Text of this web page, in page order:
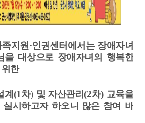
지원 ·인권센터에서는 장애자녀
을 대상으로 장애자녀의 행복한
위한
계(1차) 및 자산관리(2차) 교육을
실시하고자 하오니 많은 참여 바